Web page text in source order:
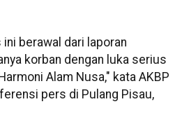
berawal dari laporan
korban dengan luka serius
Alam Nusa," kata AKBP
pers di Pulang Pisau,